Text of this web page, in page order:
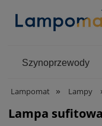
Szynoprzewody
Lampomat » Lampy
Lampa